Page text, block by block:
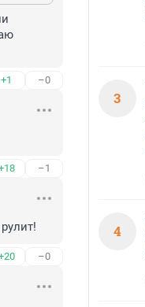
+1 –0
–1
–0
3
4